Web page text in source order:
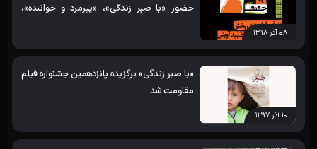
۰۸ آذر ۱۳۹۸
حضور «با صبر زندگی»، «پیرمرد و خواننده»،
۱۰ آذر ۱۳۹۷
«با صبر زندگی» برگزیده پانزدهمین جشنواره فیلم
مقاومت شد